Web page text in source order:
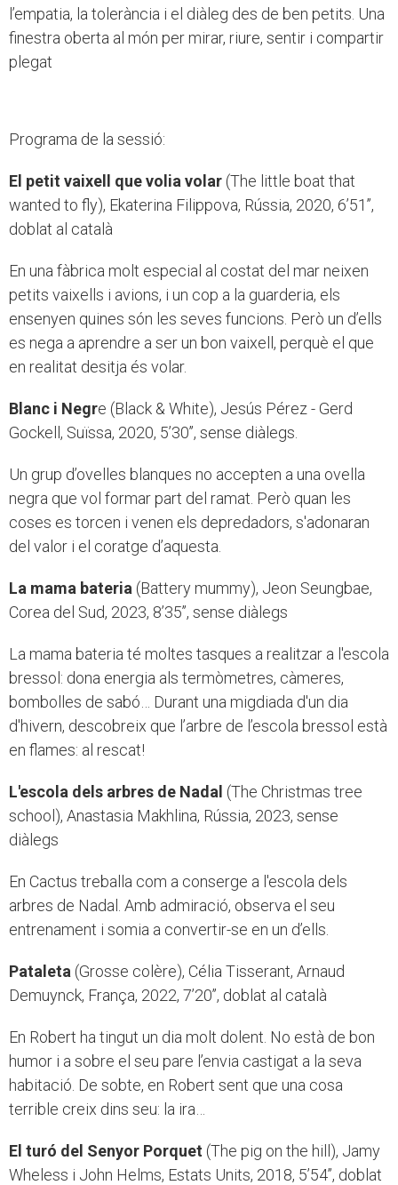
l’empatia, la tolerància i el diàleg des de ben petits. Una
finestra oberta al món per mirar, riure, sentir i compartir
plegat
Programa de la sessió:
El petit vaixell que volia volar (The little boat that
wanted to fly), Ekaterina Filippova, Rússia, 2020, 6’51’’,
doblat al català
En una fàbrica molt especial al costat del mar neixen
petits vaixells i avions, i un cop a la guarderia, els
ensenyen quines són les seves funcions. Però un d’ells
es nega a aprendre a ser un bon vaixell, perquè el que
en realitat desitja és volar.
Blanc i Negre (Black & White), Jesús Pérez - Gerd
Gockell, Suïssa, 2020, 5’30’’, sense diàlegs.
Un grup d’ovelles blanques no accepten a una ovella
negra que vol formar part del ramat. Però quan les
coses es torcen i venen els depredadors, s'adonaran
del valor i el coratge d’aquesta.
La mama bateria (Battery mummy), Jeon Seungbae,
Corea del Sud, 2023, 8’35’’, sense diàlegs
La mama bateria té moltes tasques a realitzar a l'escola
bressol: dona energia als termòmetres, càmeres,
bombolles de sabó… Durant una migdiada d'un dia
d'hivern, descobreix que l’arbre de l’escola bressol està
en flames: al rescat!
L'escola dels arbres de Nadal (The Сhristmas tree
school), Anastasia Makhlina, Rússia, 2023, sense
diàlegs
En Cactus treballa com a conserge a l'escola dels
arbres de Nadal. Amb admiració, observa el seu
entrenament i somia a convertir-se en un d’ells.
Pataleta (Grosse colère), Célia Tisserant, Arnaud
Demuynck, França, 2022, 7’20’’, doblat al català
En Robert ha tingut un dia molt dolent. No està de bon
humor i a sobre el seu pare l’envia castigat a la seva
habitació. De sobte, en Robert sent que una cosa
terrible creix dins seu: la ira…
El turó del Senyor Porquet (The pig on the hill), Jamy
Wheless i John Helms, Estats Units, 2018, 5’54’’, doblat